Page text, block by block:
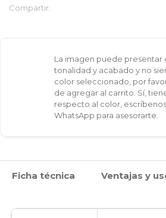
Compartir:
La imagen puede presentar
tonalidad y acabado y no
color seleccionado, por
de agregar al carrito. Sí,
respecto al color,
WhatsApp para asesorarte.
Ficha técnica Ventajas y